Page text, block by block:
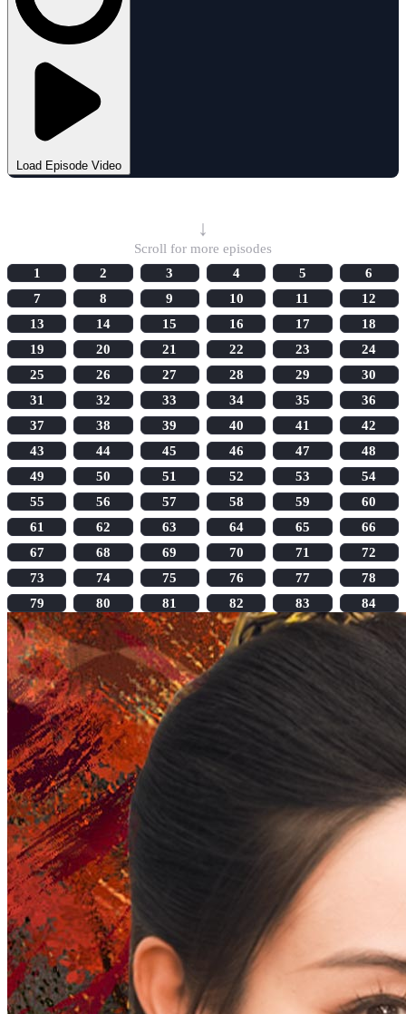
Load Episode Video
↓
Scroll for more episodes
1
2 3 4 5
6
7
8 9 10 11
12
13
14 15 16 17
18
19
20 21 22 23
24
25
26 27 28 29
30
31
32 33 34 35
36
37
38 39 40 41
42
43
44 45 46 47
48
49
50 51 52 53
54
55
56 57 58 59
60
61
62 63 64 65
66
67
68 69 70 71
72
73
74 75 76 77
78
79
80 81 82 83 84